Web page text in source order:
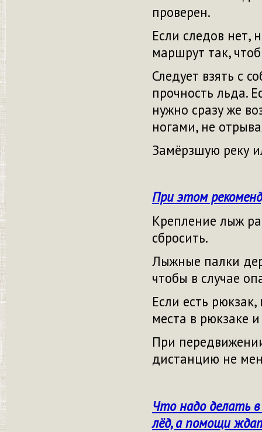
проверен.
Если следов нет,
маршрут так,
Следует взять с
прочность льда.
нужно сразу же
ногами, не
Замёрзшую реку
При этом
Крепление лыж
сбросить.
Лыжные палки
чтобы в случае
Если есть
места в рюкзаке
При
дистанцию не
Что надо делать в
лёд, а помощи